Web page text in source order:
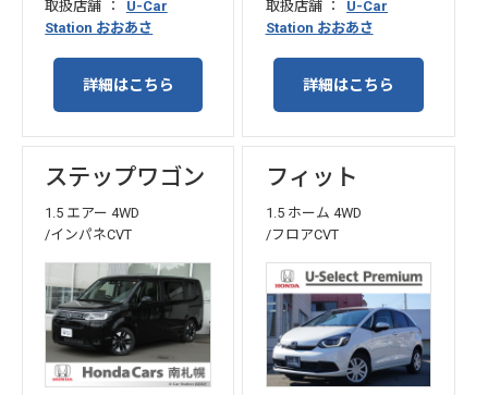
取扱店舗
U-Car
Station おおあさ
詳細はこちら
取扱店舗
U-Car
Station おおあさ
詳細はこちら
ステップワゴン
1.5 エアー 4WD
/インパネCVT
フィット
1.5 ホーム 4WD
/フロアCVT